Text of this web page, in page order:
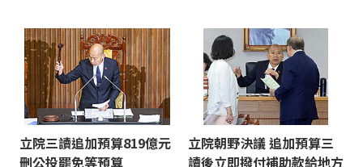
立院三讀追加預算819億元
刪公投罷免等預算
立院朝野決議 追加預算三
讀後立即撥付補助款給地方